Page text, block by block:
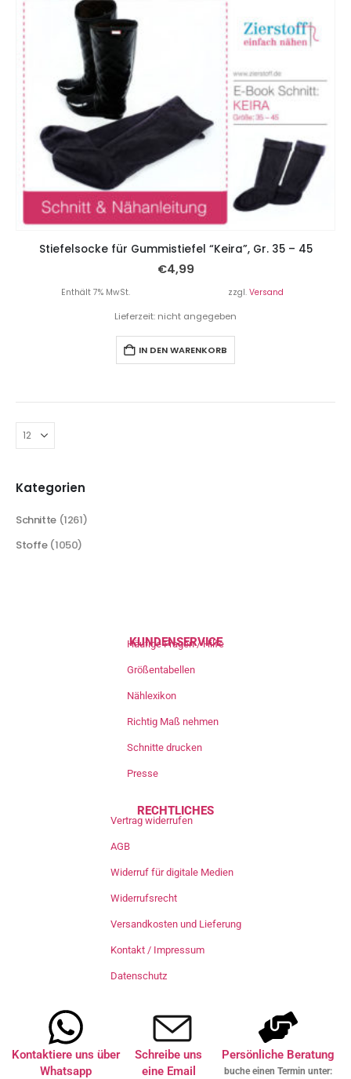
Stiefelsocke für Gummistiefel “Keira”, Gr. 35 – 45
€4,99
Enthält 7% MwSt. zzgl. Versand
Lieferzeit: nicht angegeben
IN DEN WARENKORB
Kategorien
Schnitte (1261)
Stoffe (1050)
KUNDENSERVICE
Häufige Fragen / Hilfe
Größentabellen
Nählexikon
Richtig Maß nehmen
Schnitte drucken
Presse
RECHTLICHES
Vertrag widerrufen
AGB
Widerruf für digitale Medien
Widerrufsrecht
Versandkosten und Lieferung
Kontakt / Impressum
Datenschutz
Kontaktiere uns über
Whatsapp
Schreibe uns
eine Email
Persönliche Beratung
buche einen Termin unter: